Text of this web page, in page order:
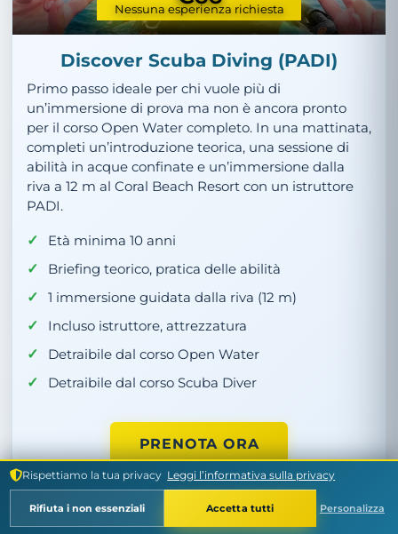
Nessuna esperienza richiesta
Discover Scuba Diving (PADI)
Primo passo ideale per chi vuole più di
un’immersione di prova ma non è ancora pronto
per il corso Open Water completo. In una mattinata,
completi un’introduzione teorica, una sessione di
abilità in acque confinate e un’immersione dalla
riva a 12 m al Coral Beach Resort con un istruttore
PADI.
Età minima 10 anni
Briefing teorico, pratica delle abilità
1 immersione guidata dalla riva (12 m)
Incluso istruttore, attrezzatura
Detraibile dal corso Open Water
Detraibile dal corso Scuba Diver
PRENOTA ORA
Rispettiamo la tua privacy Leggi l’informativa sulla privacy
Personalizza
Rifiuta i non essenziali Accetta tutti